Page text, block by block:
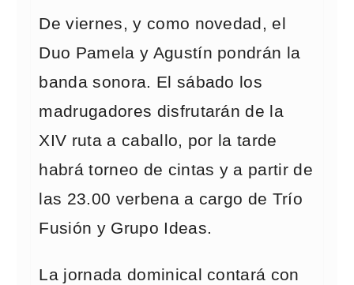
De viernes, y como novedad, el
Duo Pamela y Agustín pondrán la
banda sonora. El sábado los
madrugadores disfrutarán de la
XIV ruta a caballo, por la tarde
habrá torneo de cintas y a partir de
las 23.00 verbena a cargo de Trío
Fusión y Grupo Ideas.
La jornada dominical contará con